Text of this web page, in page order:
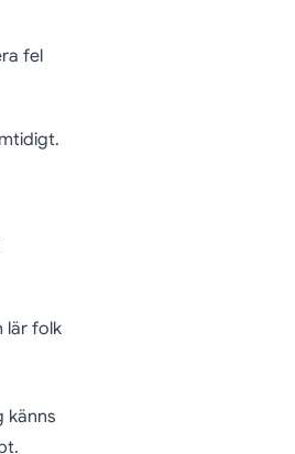
fel
lär folk
känns